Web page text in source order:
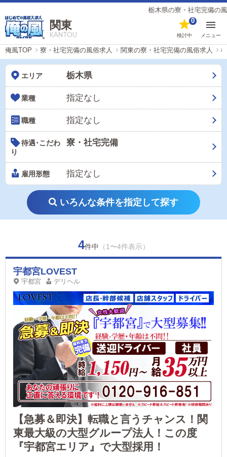
栃木県の寮・社宅完備の風俗
関東
KANTOU 検討中
0
メニュー
俺風TOP 寮・社宅完備の風俗求人 関東の寮・社宅完備の風俗求人
エリア 栃木県
業種 指定なし
職種 指定なし
待遇･こだわ
り
寮・社宅完備
雇用形態 指定なし
いろんな条件を指定して探す
4件中 （1〜4件表示）
宇都宮LOVEST
宇都宮 デリヘル
【急募＆即決】転職と言うチャンス！関
東最大級の大型グループ法人！この度
『宇都宮エリア』で大型採用！